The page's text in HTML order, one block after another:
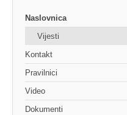
Naslovnica
Vijesti
Kontakt
Pravilnici
Video
Dokumenti